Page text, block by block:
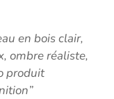
en bois clair,
ombre réaliste,
produit